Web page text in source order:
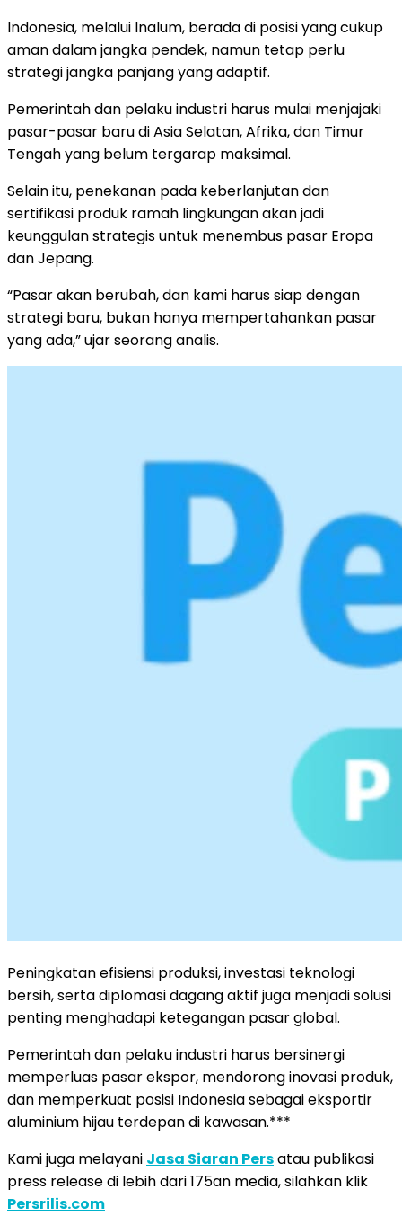
Indonesia, melalui Inalum, berada di posisi yang cukup
aman dalam jangka pendek, namun tetap perlu
strategi jangka panjang yang adaptif.
Pemerintah dan pelaku industri harus mulai menjajaki
pasar-pasar baru di Asia Selatan, Afrika, dan Timur
Tengah yang belum tergarap maksimal.
Selain itu, penekanan pada keberlanjutan dan
sertifikasi produk ramah lingkungan akan jadi
keunggulan strategis untuk menembus pasar Eropa
dan Jepang.
“Pasar akan berubah, dan kami harus siap dengan
strategi baru, bukan hanya mempertahankan pasar
yang ada,” ujar seorang analis.
Peningkatan efisiensi produksi, investasi teknologi
bersih, serta diplomasi dagang aktif juga menjadi solusi
penting menghadapi ketegangan pasar global.
Pemerintah dan pelaku industri harus bersinergi
memperluas pasar ekspor, mendorong inovasi produk,
dan memperkuat posisi Indonesia sebagai eksportir
aluminium hijau terdepan di kawasan.***
Kami juga melayani Jasa Siaran Persatau publikasi
press release di lebih dari 175an media, silahkan klik
Persrilis.com